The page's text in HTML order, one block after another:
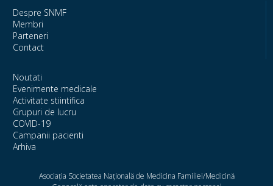
Despre SNMF
Membri
Parteneri
Contact
Noutati
Evenimente medicale
Activitate stiintifica
Grupuri de lucru
COVID-19
Campanii pacienti
Arhiva
Asociația Societatea Națională de Medicina Familiei/Medicină